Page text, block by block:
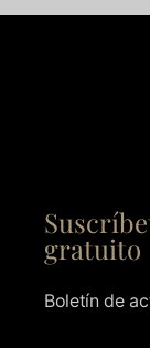
gratuito
Boletín de